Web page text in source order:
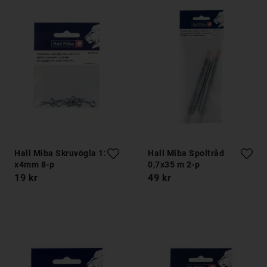
Hall Miba Skruvögla 12
x4mm 8-p
19 kr
Hall Miba Spoltråd
0,7x35 m 2-p
49 kr